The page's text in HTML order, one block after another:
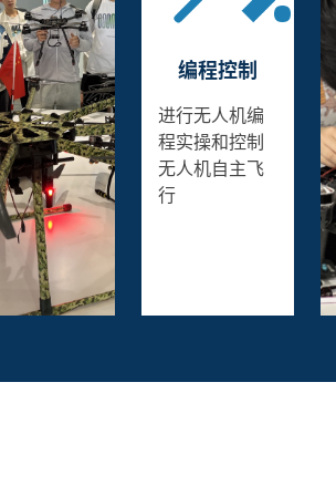
编程控制
进行无人机编
程实操和控制
无人机自主飞
行